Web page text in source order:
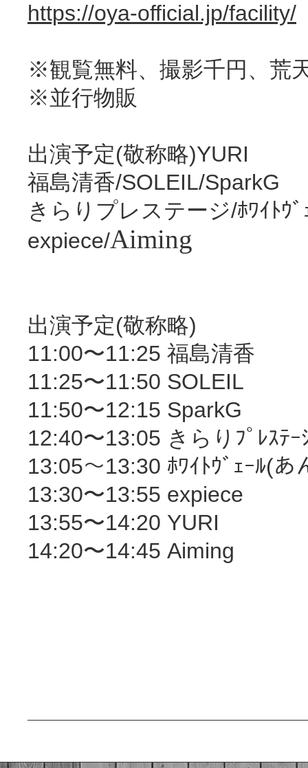
https://oya-official.jp/facility/
※観覧無料、撮影千円、荒
※並行物販
出演予定(敬称略)YURI
福島清香/SOLEIL/SparkG
きらりプレステージ/ﾎﾜｲﾄｳ
expiece/Aiming
出演予定(敬称略)
11:00〜11:25 福島清香
11:25〜11:50 SOLEIL
11:50〜12:15 SparkG
12:40〜13:05 きらりﾌﾟﾚｽﾃｰ
13:05〜13:30 ﾎﾜｲﾄｳﾞｪｰﾙ(あ
13:30〜13:55 expiece
13:55〜14:20 YURI
14:20〜14:45 Aiming